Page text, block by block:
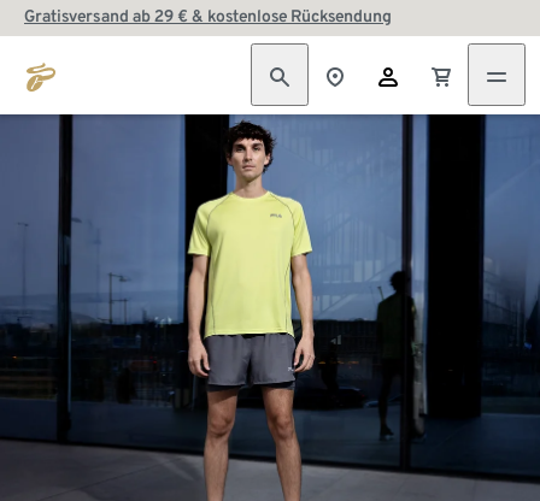
Gratisversand ab 29 € & kostenlose Rücksendung